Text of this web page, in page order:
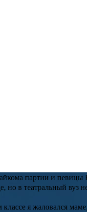
и возвращений
которая
анимационная
партии и
в театральный
я жаловался